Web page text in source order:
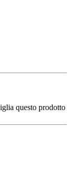
da parte degli
questo prodotto